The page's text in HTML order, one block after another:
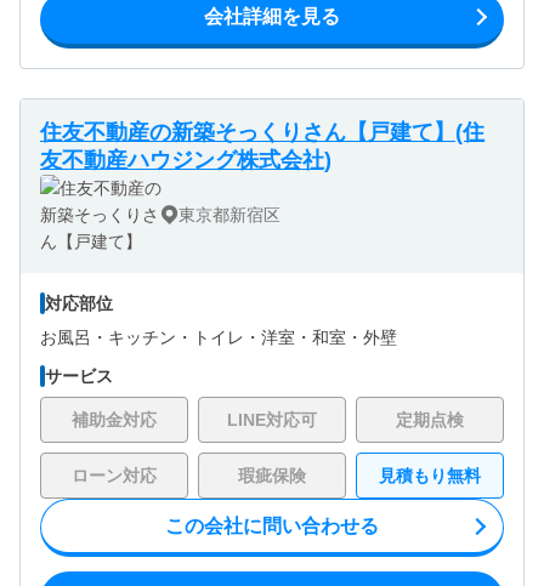
会社詳細を見る
住友不動産の新築そっくりさん【戸建て】(住
友不動産ハウジング株式会社)
東京都新宿区
対応部位
お風呂・ キッチン・ トイレ・ 洋室・ 和室・ 外壁
サービス
補助金対応 LINE対応可 定期点検
ローン対応 瑕疵保険 見積もり無料
この会社に問い合わせる